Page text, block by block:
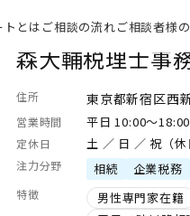
とは ご相談の流れご相談者様
森大輔税理士事
住所 東京都新宿区西
営業時間 平日 10:00～18:00
定休日 土 ／ 日 ／ 祝（
注力分野 相続 企業税務
特徴 男性専門家在籍